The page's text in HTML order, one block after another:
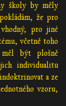
školy by měly
že pro
pro jiné
včetně toho
měl být plošně
individualitu
a ze
vzoru,